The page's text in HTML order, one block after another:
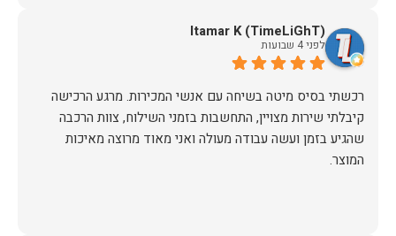
Itamar K (TimeLiGhT)
לפני 4 שבועות
רכשתי בסיס מיטה בשיחה עם אנשי המכירות. מרגע הרכישה
קיבלתי שירות מצויין, התחשבות בזמני השילוח, צוות הרכבה
שהגיע בזמן ועשה עבודה מעולה ואני מאוד מרוצה מאיכות
המוצר.